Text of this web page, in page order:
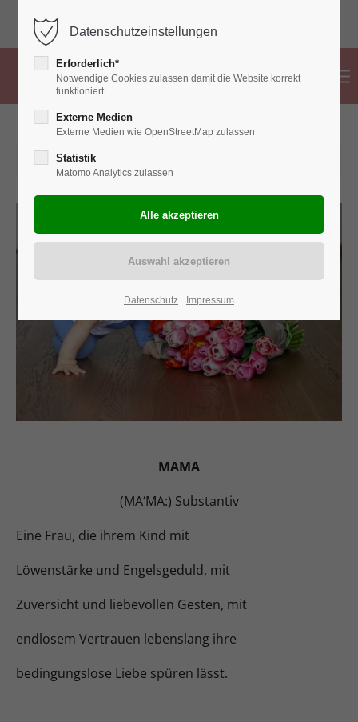
02382 776 83 99 info@hebammen-ahlen.de
2023-05-14 08:21
MAMA
(MA‘MA:) Substantiv
Eine Frau, die ihrem Kind mit
Löwenstärke und Engelsgeduld, mit
Zuversicht und liebevollen Gesten, mit
endlosem Vertrauen lebenslang ihre
bedingungslose Liebe spüren lässt.
Datenschutzeinstellungen
Erforderlich*
Notwendige Cookies zulassen damit die Website korrekt
funktioniert
Externe Medien
Externe Medien wie OpenStreetMap zulassen
Statistik
Matomo Analytics zulassen
Datenschutz Impressum